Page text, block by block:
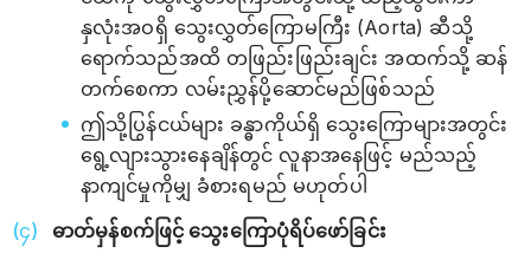
နှလုံးအဝရှိ သွေးလွှတ်ကြောမကြီး (Aorta) ဆီသို့
ရောက်သည်အထိ တဖြည်းဖြည်းချင်း အထက်သို့ ဆန်
တက်စေကာ လမ်းညွှန်ပို့ဆောင်မည်ဖြစ်သည်
ဤသို့ပြွန်ငယ်များ ခန္ဓာကိုယ်ရှိ သွေးကြောများအတွင်း
ရွေ့လျားသွားနေချိန်တွင် လူနာအနေဖြင့် မည်သည့်
နာကျင်မှုကိုမျှ ခံစားရမည် မဟုတ်ပါ
ဓာတ်မှန်စက်ဖြင့် သွေးကြောပုံရိပ်ဖော်ခြင်း